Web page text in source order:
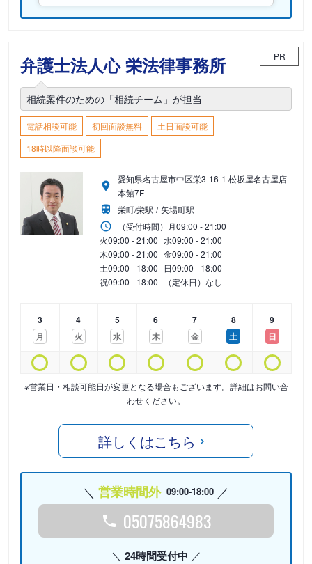
弁護士法人心 栄法律事務所 PR
相続案件のための「相続チーム」が担当
電話相談可能 初回面談無料
土日面談可能
18時以降面談可能
愛知県名古屋市中区栄3-16-1 松坂屋名古屋店
本館7F
栄町/栄駅
矢場町駅
（受付時間） 月09:00 - 21:00
火09:00 - 21:00 水09:00 - 21:00
木09:00 - 21:00 金09:00 - 21:00
土09:00 - 18:00 日09:00 - 18:00
祝09:00 - 18:00 （定休日）なし
3
月
4
火
5
水
6
木
7
金
8
土
9
日
※営業日・相談可能日が変更となる場合もございます。詳細はお問い合
わせください。
詳しくはこちら
営業時間外 09:00-18:00
05075864983
24時間受付中